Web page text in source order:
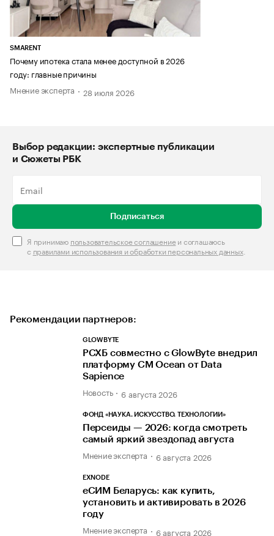
SMARENT
Почему ипотека стала менее доступной в 2026
году: главные причины
Мнение эксперта
28 июля 2026
Выбор редакции: экспертные публикации
и Сюжеты РБК
Подписаться
Я принимаю пользовательское соглашениеи соглашаюсь
с правилами использования и обработки персональных данных.
Рекомендации партнеров:
GLOWBYTE
РСХБ совместно с GlowByte внедрил
платформу CM Ocean от Data
Sapience
Новость 6 августа 2026
ФОНД «НАУКА. ИСКУССТВО. ТЕХНОЛОГИИ»
Персеиды — 2026: когда смотреть
самый яркий звездопад августа
Мнение эксперта 6 августа 2026
EXNODE
еСИМ Беларусь: как купить,
установить и активировать в 2026
году
Мнение эксперта 6 августа 2026